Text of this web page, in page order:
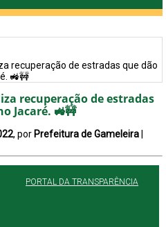
recuperação de estradas que dão
🚜🚧
recuperação de estradas
Jacaré. 🚜🚧
, por Prefeitura de Gameleira
PORTAL DA TRANSPARÊNCIA